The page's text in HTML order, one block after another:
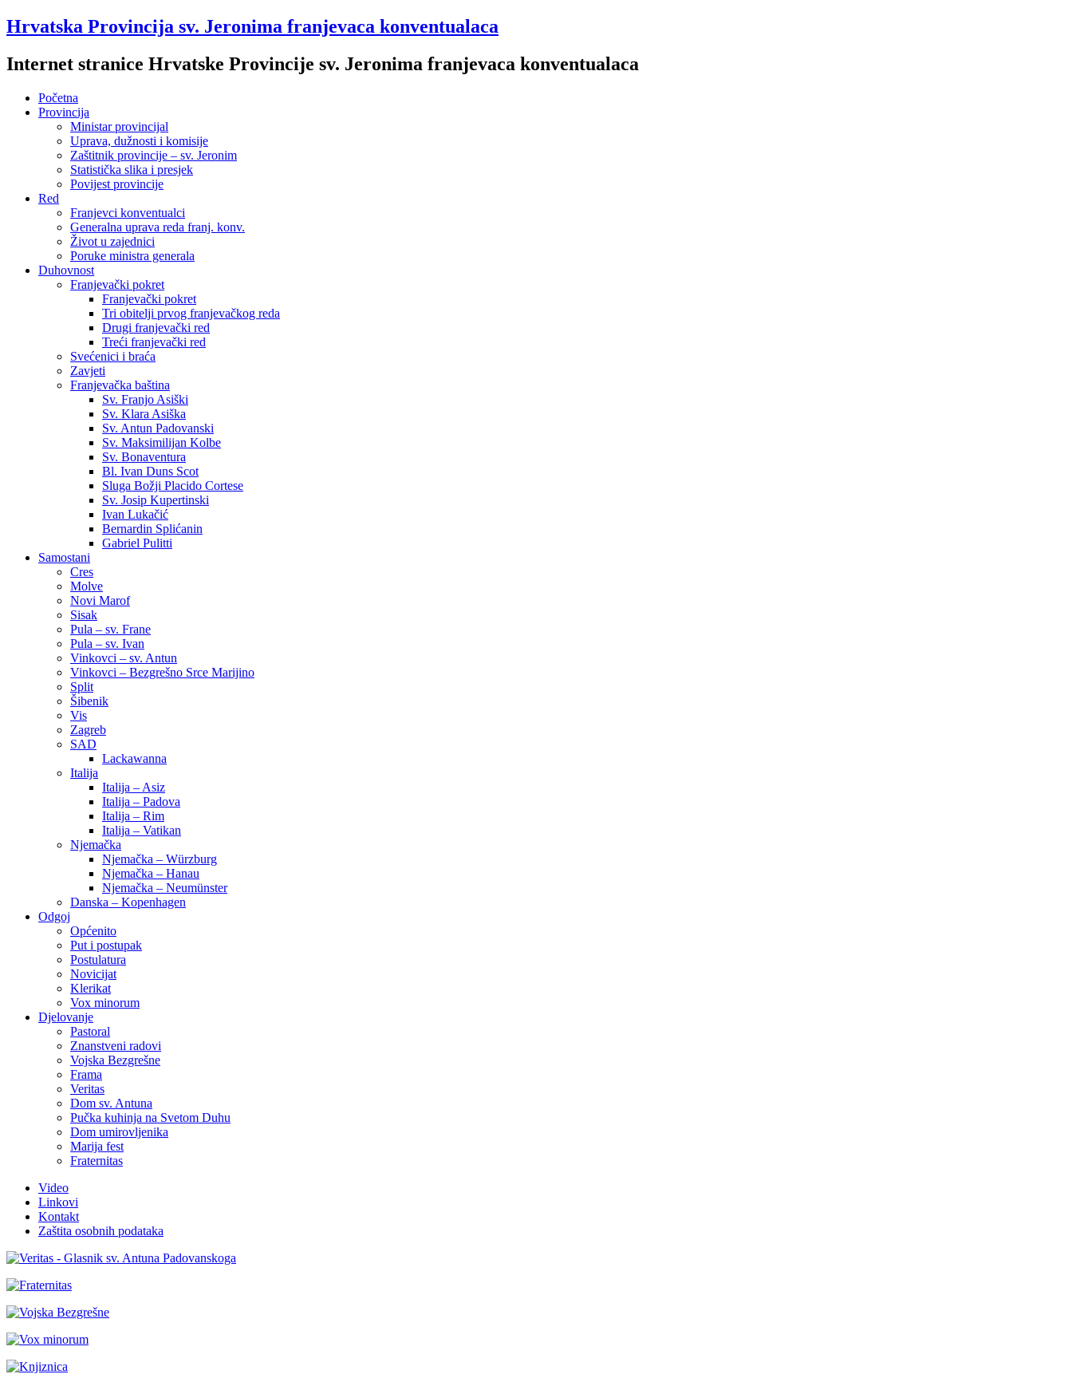
Hrvatska Provincija sv. Jeronima franjevaca konventualaca
Internet stranice Hrvatske Provincije sv. Jeronima franjevaca konventualaca
Početna
Provincija
Ministar provincijal
Uprava, dužnosti i komisije
Zaštitnik provincije – sv. Jeronim
Statistička slika i presjek
Povijest provincije
Red
Franjevci konventualci
Generalna uprava reda franj. konv.
Život u zajednici
Poruke ministra generala
Duhovnost
Franjevački pokret
Franjevački pokret
Tri obitelji prvog franjevačkog reda
Drugi franjevački red
Treći franjevački red
Svećenici i braća
Zavjeti
Franjevačka baština
Sv. Franjo Asiški
Sv. Klara Asiška
Sv. Antun Padovanski
Sv. Maksimilijan Kolbe
Sv. Bonaventura
Bl. Ivan Duns Scot
Sluga Božji Placido Cortese
Sv. Josip Kupertinski
Ivan Lukačić
Bernardin Splićanin
Gabriel Pulitti
Samostani
Cres
Molve
Novi Marof
Sisak
Pula – sv. Frane
Pula – sv. Ivan
Vinkovci – sv. Antun
Vinkovci – Bezgrešno Srce Marijino
Split
Šibenik
Vis
Zagreb
SAD
Lackawanna
Italija
Italija – Asiz
Italija – Padova
Italija – Rim
Italija – Vatikan
Njemačka
Njemačka – Würzburg
Njemačka – Hanau
Njemačka – Neumünster
Danska – Kopenhagen
Odgoj
Općenito
Put i postupak
Postulatura
Novicijat
Klerikat
Vox minorum
Djelovanje
Pastoral
Znanstveni radovi
Vojska Bezgrešne
Frama
Veritas
Dom sv. Antuna
Pučka kuhinja na Svetom Duhu
Dom umirovljenika
Marija fest
Fraternitas
Video
Linkovi
Kontakt
Zaštita osobnih podataka